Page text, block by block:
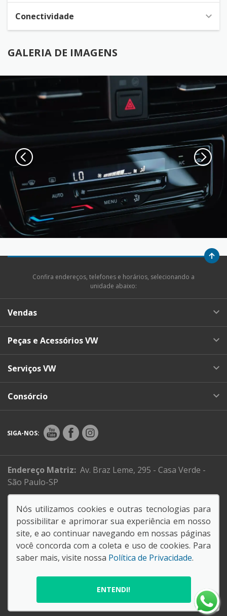
Conectividade
GALERIA DE IMAGENS
Confira endereços, telefones e horários, selecionando a
unidade abaixo:
Vendas
Peças e Acessórios VW
Serviços VW
Consórcio
SIGA-NOS:
Endereço Matriz: Av. Braz Leme, 295 - Casa Verde -
São Paulo-SP
Sistema de informações de Créditos (SCR)
Código de Conduta e Ética
61.088.795/0001-26
SORANA COMERCIAL E IMPORTADORA LTDA
Política de privacidade
Nós utilizamos cookies e outras tecnologias para
possibilitar e aprimorar sua experiência em nosso
site, e ao continuar navegando em nossas páginas
você concorda com a coleta e uso de cookies. Para
saber mais, visite nossa Política de Privacidade.
ENTENDI!